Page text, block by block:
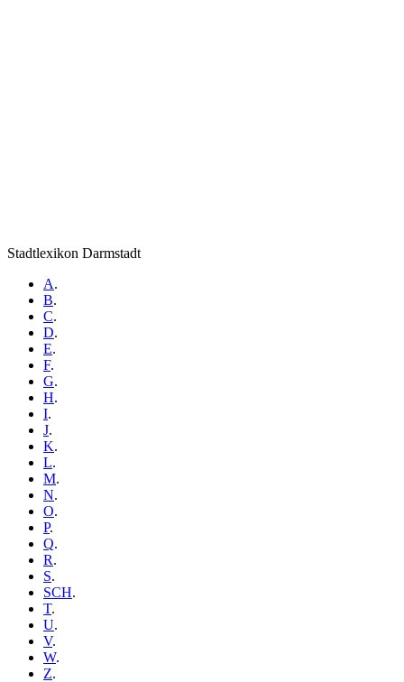
Stadtlexikon Darmstadt
A.
B.
C.
D.
E.
F.
G.
H.
I.
J.
K.
L.
M.
N.
O.
P.
Q.
R.
S.
SCH.
T.
U.
V.
W.
Z.